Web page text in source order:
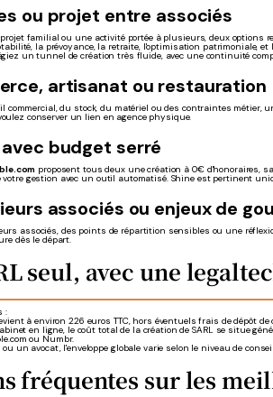
ou projet entre associés
projet familial ou une activité portée à plusieurs, deux options
la prévoyance, la retraite, l'optimisation patrimoniale,
un tunnel de création très fluide, avec une continuité
artisanat ou restauration
commercial, du stock, du matériel ou des contraintes métier,
conserver un lien en agence physique.
budget serré
proposent tous deux une création à 0€ d'honoraires,
votre gestion avec un outil automatisé. Shine est pertinent
associés ou enjeux de
associés, des points de répartition sensibles ou une
dès le départ.
seul, avec une
:
à environ 226 euros TTC, hors éventuels frais de dépôt
en ligne, le coût total de la création de SARL se situe
ou Numbr.
ou un avocat, l'enveloppe globale varie selon le niveau de
fréquentes sur les